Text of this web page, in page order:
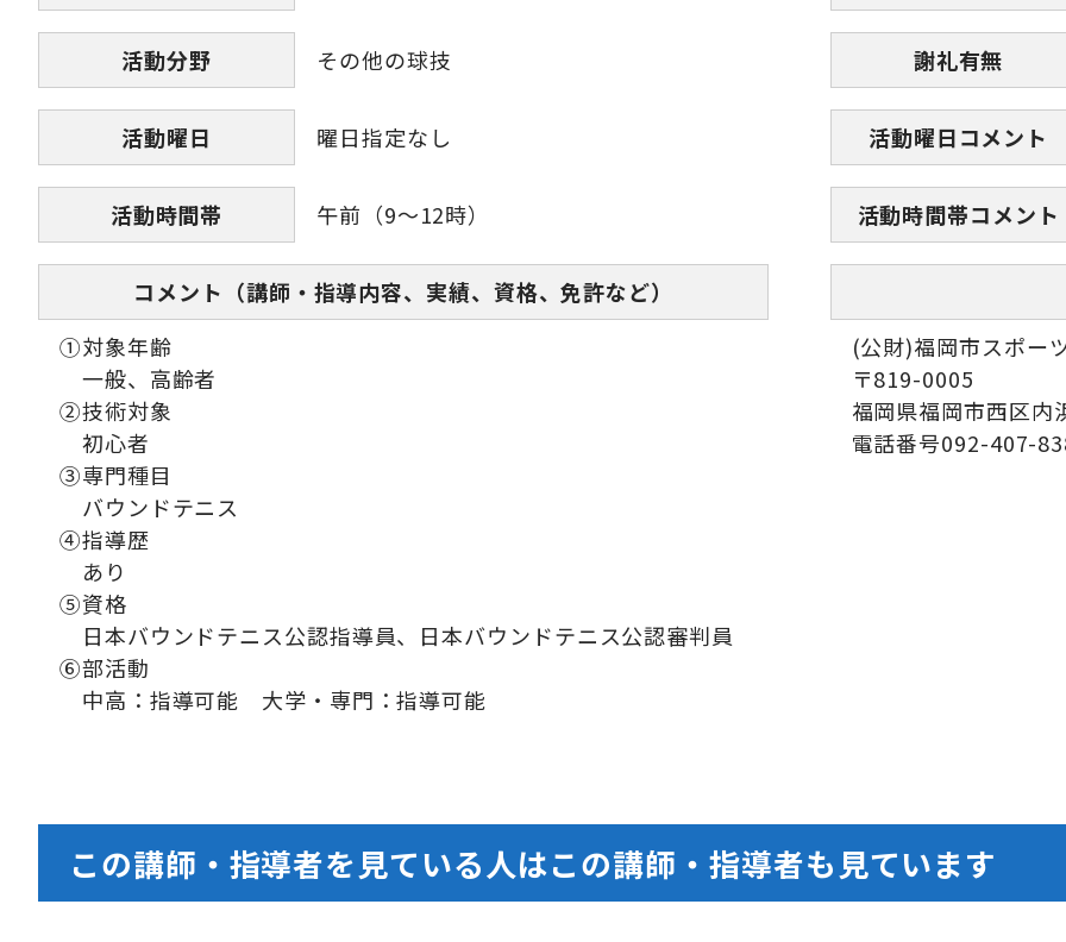
活動分野 その他の球技
活動曜日 曜日指定なし
活動時間帯 午前（9～12時）
コメント（講師・指導内容、実績、資格、免許など）
①対象年齢
一般、高齢者
②技術対象
初心者
③専門種目
バウンドテニス
④指導歴
あり
⑤資格
日本バウンドテニス公認指導員、日本バウンドテニス公認審判員
⑥部活動
中高：指導可能 大学・専門：指導可能
謝礼有無
活動曜日コメント
活動時間帯コメント
(公財)福岡市スポー
〒819-0005
福岡県福岡市西区内
電話番号092-407-
この講師・指導者を見ている人はこの講師・指導者も見ています